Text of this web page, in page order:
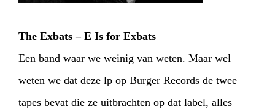
The Exbats – E Is for Exbats
Een band waar we weinig van weten. Maar wel
weten we dat deze lp op Burger Records de twee
tapes bevat die ze uitbrachten op dat label, alles